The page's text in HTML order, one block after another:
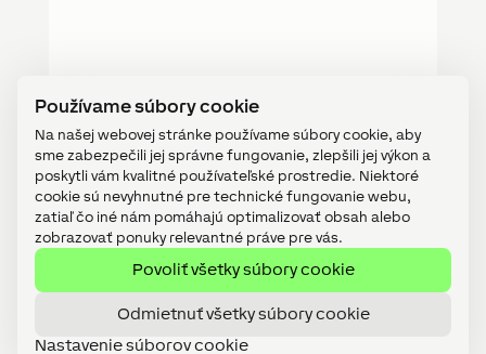
Používame súbory cookie
Na našej webovej stránke používame súbory cookie, aby
sme zabezpečili jej správne fungovanie, zlepšili jej výkon a
poskytli vám kvalitné používateľské prostredie. Niektoré
cookie sú nevyhnutné pre technické fungovanie webu,
zatiaľ čo iné nám pomáhajú optimalizovať obsah alebo
zobrazovať ponuky relevantné práve pre vás.
Povoliť všetky súbory cookie
Odmietnuť všetky súbory cookie
Nastavenie súborov cookie
REFERENCIE